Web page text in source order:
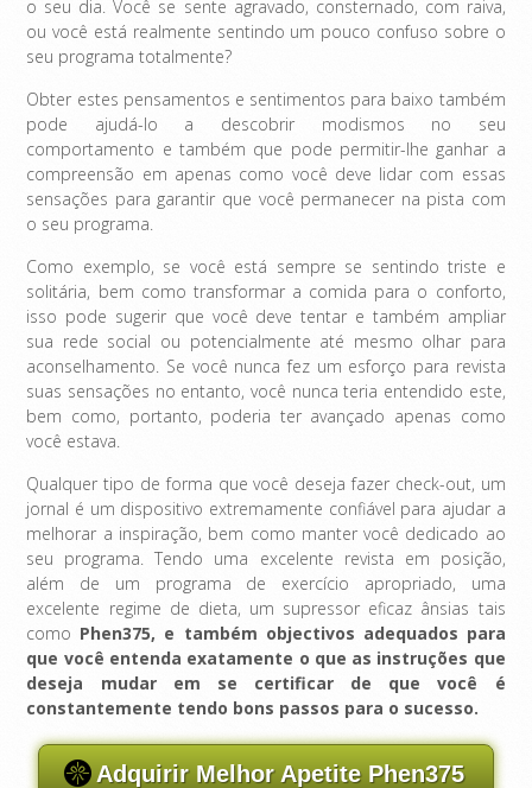
o seu dia. Você se sente agravado, consternado, com raiva,
ou você está realmente sentindo um pouco confuso sobre o
seu programa totalmente?
Obter estes pensamentos e sentimentos para baixo também
pode ajudá-lo a descobrir modismos no seu
comportamento e também que pode permitir-lhe ganhar a
compreensão em apenas como você deve lidar com essas
sensações para garantir que você permanecer na pista com
o seu programa.
Como exemplo, se você está sempre se sentindo triste e
solitária, bem como transformar a comida para o conforto,
isso pode sugerir que você deve tentar e também ampliar
sua rede social ou potencialmente até mesmo olhar para
aconselhamento. Se você nunca fez um esforço para revista
suas sensações no entanto, você nunca teria entendido este,
bem como, portanto, poderia ter avançado apenas como
você estava.
Qualquer tipo de forma que você deseja fazer check-out, um
jornal é um dispositivo extremamente confiável para ajudar a
melhorar a inspiração, bem como manter você dedicado ao
seu programa. Tendo uma excelente revista em posição,
além de um programa de exercício apropriado, uma
excelente regime de dieta, um supressor eficaz ânsias tais
como Phen375, e também objectivos adequados para
que você entenda exatamente o que as instruções que
deseja mudar em se certificar de que você é
constantemente tendo bons passos para o sucesso.
Adquirir Melhor Apetite Phen375